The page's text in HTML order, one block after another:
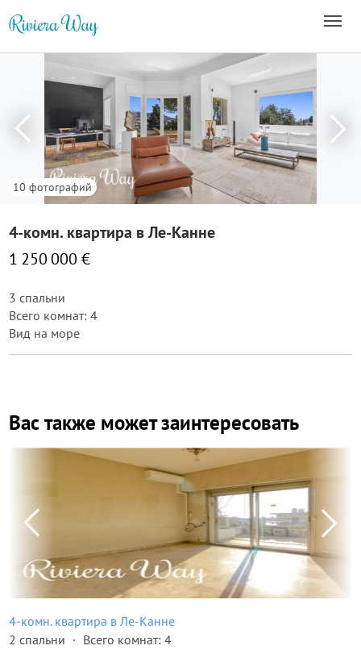
10 фотографий
4-комн. квартира в Ле-Канне
1 250 000 €
3 спальни
Всего комнат: 4
Вид на море
Вас также может заинтересовать
4-комн. квартира в Ле-Канне
2 спальни
Всего комнат: 4